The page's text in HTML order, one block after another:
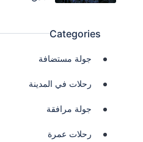
Categories
جولة مستضافة
رحلات في المدينة
جولة مرافقة
رحلات عمرة